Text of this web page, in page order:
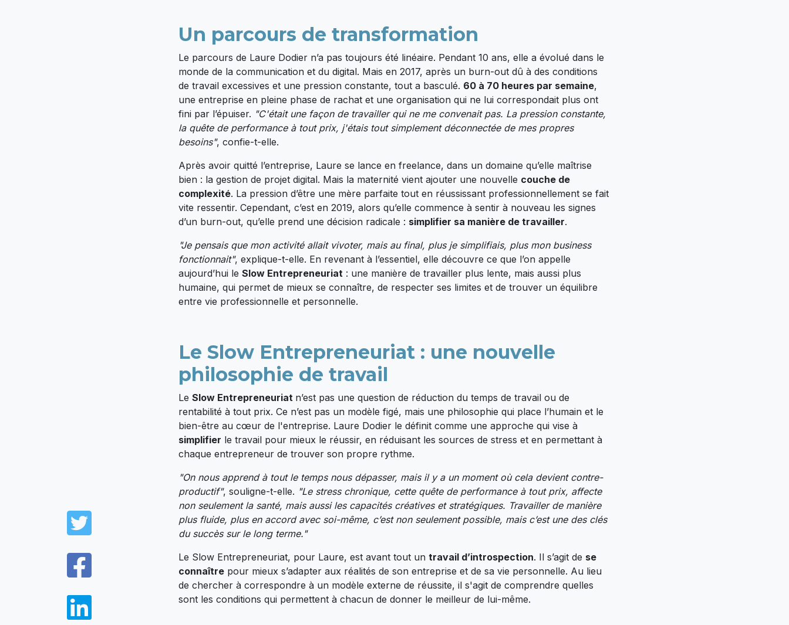
Twitter
Facebook
LinkedIn
Un parcours de transformation
Le parcours de Laure Dodier n’a pas toujours été linéaire. Pendant 10 ans, elle a évolué dans le
monde de la communication et du digital. Mais en 2017, après un burn-out dû à des conditions
de travail excessives et une pression constante, tout a basculé. 60 à 70 heures par semaine,
une entreprise en pleine phase de rachat et une organisation qui ne lui correspondait plus ont
fini par l’épuiser. "C'était une façon de travailler qui ne me convenait pas. La pression constante,
la quête de performance à tout prix, j'étais tout simplement déconnectée de mes propres
besoins", confie-t-elle.
Après avoir quitté l’entreprise, Laure se lance en freelance, dans un domaine qu’elle maîtrise
bien : la gestion de projet digital. Mais la maternité vient ajouter une nouvelle couche de
complexité. La pression d’être une mère parfaite tout en réussissant professionnellement se fait
vite ressentir. Cependant, c’est en 2019, alors qu’elle commence à sentir à nouveau les signes
d’un burn-out, qu’elle prend une décision radicale : simplifier sa manière de travailler.
"Je pensais que mon activité allait vivoter, mais au final, plus je simplifiais, plus mon business
fonctionnait", explique-t-elle. En revenant à l’essentiel, elle découvre ce que l’on appelle
aujourd’hui le Slow Entrepreneuriat : une manière de travailler plus lente, mais aussi plus
humaine, qui permet de mieux se connaître, de respecter ses limites et de trouver un équilibre
entre vie professionnelle et personnelle.
Le Slow Entrepreneuriat : une nouvelle
philosophie de travail
Le Slow Entrepreneuriat n’est pas une question de réduction du temps de travail ou de
rentabilité à tout prix. Ce n’est pas un modèle figé, mais une philosophie qui place l’humain et le
bien-être au cœur de l'entreprise. Laure Dodier le définit comme une approche qui vise à
simplifier le travail pour mieux le réussir, en réduisant les sources de stress et en permettant à
chaque entrepreneur de trouver son propre rythme.
"On nous apprend à tout le temps nous dépasser, mais il y a un moment où cela devient contre-
productif", souligne-t-elle. "Le stress chronique, cette quête de performance à tout prix, affecte
non seulement la santé, mais aussi les capacités créatives et stratégiques. Travailler de manière
plus fluide, plus en accord avec soi-même, c’est non seulement possible, mais c’est une des clés
du succès sur le long terme."
Le Slow Entrepreneuriat, pour Laure, est avant tout un travail d’introspection. Il s’agit de se
connaître pour mieux s’adapter aux réalités de son entreprise et de sa vie personnelle. Au lieu
de chercher à correspondre à un modèle externe de réussite, il s'agit de comprendre quelles
sont les conditions qui permettent à chacun de donner le meilleur de lui-même.